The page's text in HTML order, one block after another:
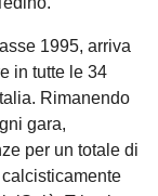
1995, arriva
in tutte le 34
Rimanendo
gara,
per un totale di